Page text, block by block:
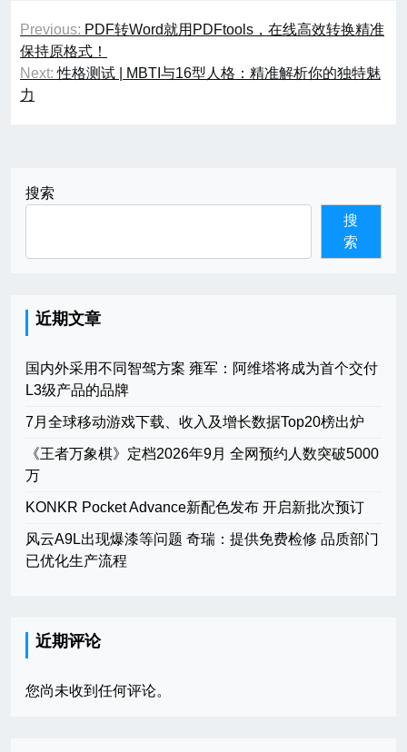
文
章
导
Previous: PDF转Word就用PDFtools，在线高效转换精准
保持原格式！
Next: 性格测试 | MBTI与16型人格：精准解析你的独特魅
力
搜索
搜
索
近期文章
国内外采用不同智驾方案 雍军：阿维塔将成为首个交付
L3级产品的品牌
7月全球移动游戏下载、收入及增长数据Top20榜出炉
《王者万象棋》定档2026年9月 全网预约人数突破5000
万
KONKR Pocket Advance新配色发布 开启新批次预订
风云A9L出现爆漆等问题 奇瑞：提供免费检修 品质部门
已优化生产流程
近期评论
您尚未收到任何评论。